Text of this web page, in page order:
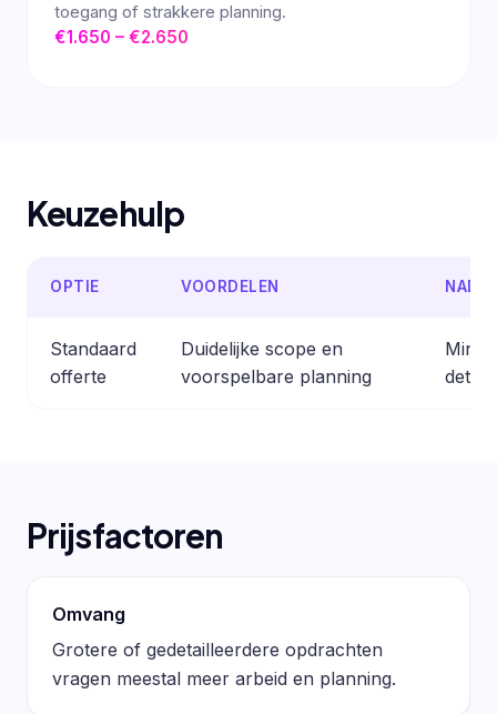
toegang of strakkere planning.
€1.650 – €2.650
Keuzehulp
OPTIE VOORDELEN
Standaard
offerte
Duidelijke scope en
voorspelbare planning
Prijsfactoren
Omvang
Grotere of gedetailleerdere opdrachten
vragen meestal meer arbeid en planning.